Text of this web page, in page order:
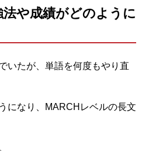
や成績がどのように
いたが、単語を何度もやり直
になり、MARCHレベルの長文